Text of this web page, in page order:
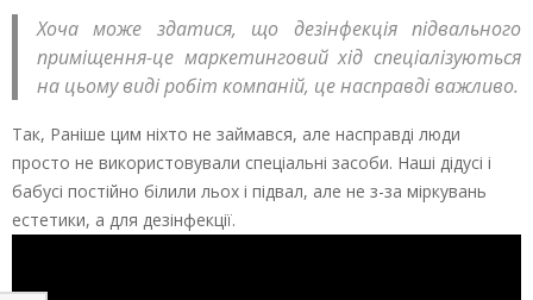
Хоча може здатися, що дезінфекція підвального
приміщення-це маркетинговий хід спеціалізуються
на цьому виді робіт компаній, це насправді важливо.
Так, Раніше цим ніхто не займався, але насправді люди
просто не використовували спеціальні засоби. Наші дідусі і
бабусі постійно білили льох і підвал, але не з-за міркувань
естетики, а для дезінфекції.